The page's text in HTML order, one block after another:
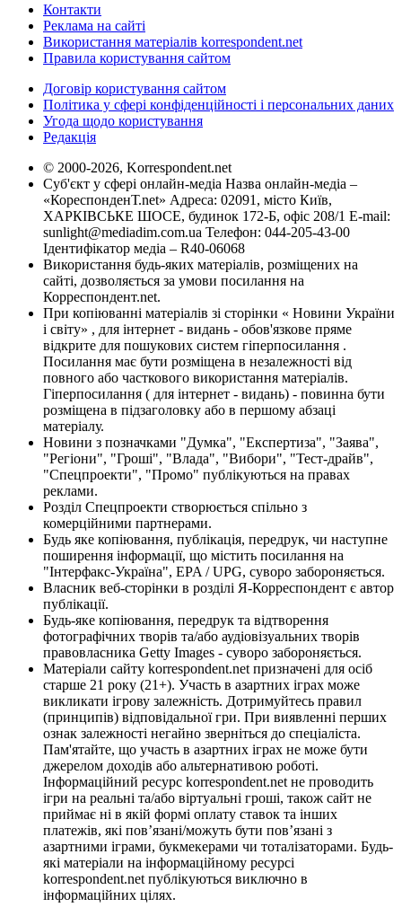
Контакти
Реклама на сайті
Використання матеріалів korrespondent.net
Правила користування сайтом
Договір користування сайтом
Політика у сфері конфіденційності і персональних даних
Угода щодо користування
Редакція
© 2000-2026, Korrespondent.net
Суб'єкт у сфері онлайн-медіа Назва онлайн-медіа –
«КореспонденТ.net» Адреса: 02091, місто Київ,
ХАРКІВСЬКЕ ШОСЕ, будинок 172-Б, офіс 208/1 E-mail:
sunlight@mediadim.com.ua Телефон: 044-205-43-00
Ідентифікатор медіа – R40-06068
Використання будь-яких матеріалів, розміщених на
сайті, дозволяється за умови посилання на
Корреспондент.net.
При копіюванні матеріалів зі сторінки « Новини України
і світу» , для інтернет - видань - обов'язкове пряме
відкрите для пошукових систем гіперпосилання .
Посилання має бути розміщена в незалежності від
повного або часткового використання матеріалів.
Гіперпосилання ( для інтернет - видань) - повинна бути
розміщена в підзаголовку або в першому абзаці
матеріалу.
Новини з позначками "Думка", "Експертиза", "Заява",
"Регіони", "Гроші", "Влада", "Вибори", "Тест-драйв",
"Спецпроекти", "Промо" публікуються на правах
реклами.
Розділ Спецпроекти створюється спільно з
комерційними партнерами.
Будь яке копіювання, публікація, передрук, чи наступне
поширення інформації, що містить посилання на
"Інтерфакс-Україна", EPA / UPG, суворо забороняється.
Власник веб-сторінки в розділі Я-Корреспондент є автор
публікації.
Будь-яке копіювання, передрук та відтворення
фотографічних творів та/або аудіовізуальних творів
правовласника Getty Images - суворо забороняється.
Матеріали сайту korrespondent.net призначені для осіб
старше 21 року (21+). Участь в азартних іграх може
викликати ігрову залежність. Дотримуйтесь правил
(принципів) відповідальної гри. При виявленні перших
ознак залежності негайно зверніться до спеціаліста.
Пам'ятайте, що участь в азартних іграх не може бути
джерелом доходів або альтернативою роботі.
Інформаційний ресурс korrespondent.net не проводить
ігри на реальні та/або віртуальні гроші, також сайт не
приймає ні в якій формі оплату ставок та інших
платежів, які пов’язані/можуть бути пов’язані з
азартними іграми, букмекерами чи тоталізаторами. Будь-
які матеріали на інформаційному ресурсі
korrespondent.net публікуються виключно в
інформаційних цілях.